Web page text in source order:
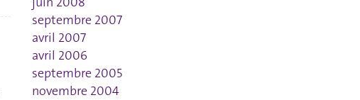
septembre 2007
avril 2007
avril 2006
septembre 2005
novembre 2004